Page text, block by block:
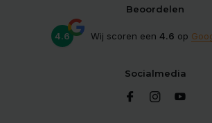
Beoordelen
4.6 Wij scoren een 4.6 op
Socialmedia